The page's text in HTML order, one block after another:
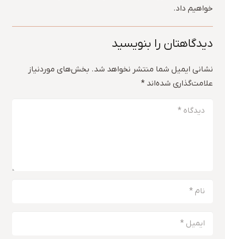
خواهیم داد.
دیدگاهتان را بنویسید
نشانی ایمیل شما منتشر نخواهد شد. بخش‌های موردنیاز
علامت‌گذاری شده‌اند *